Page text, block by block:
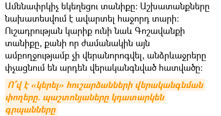
Ամենափրկիչ եկեղեցու տանիքը։ Աշխատանքները
նախատեսվում է ավարտել հաջորդ տարի։
Ուշադրության կարիք ունի նաև Գոշավանքի
տանիքը, քանի որ ժամանակին այն
ամբողջությամբ չի վերանորոգվել, անձրևաջրերը
փչացնում են արդեն վերականգնված հատվածը։
Ո՞վ է «կերել» հուշարձանների վերականգնման
փողերը. պաշտոնյաները կդատարկեն
գրպանները